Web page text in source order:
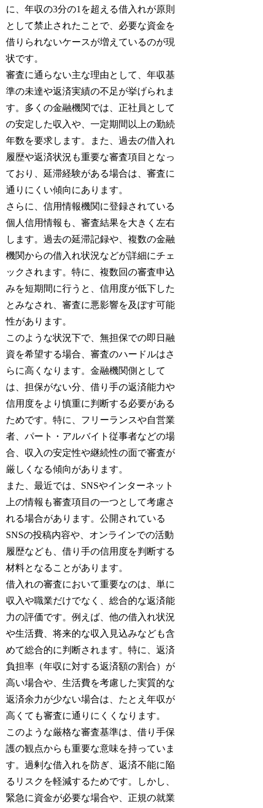
に、年収の3分の1を超える借入れが原則
として禁止されたことで、必要な資金を
借りられないケースが増えているのが現
状です。
審査に通らない主な理由として、年収基
準の未達や返済実績の不足が挙げられま
す。多くの金融機関では、正社員として
の安定した収入や、一定期間以上の勤続
年数を要求します。また、過去の借入れ
履歴や返済状況も重要な審査項目となっ
ており、延滞経験がある場合は、審査に
通りにくい傾向にあります。
さらに、信用情報機関に登録されている
個人信用情報も、審査結果を大きく左右
します。過去の延滞記録や、複数の金融
機関からの借入れ状況などが詳細にチェ
ックされます。特に、複数回の審査申込
みを短期間に行うと、信用度が低下した
とみなされ、審査に悪影響を及ぼす可能
性があります。
このような状況下で、無担保での即日融
資を希望する場合、審査のハードルはさ
らに高くなります。金融機関側として
は、担保がない分、借り手の返済能力や
信用度をより慎重に判断する必要がある
ためです。特に、フリーランスや自営業
者、パート・アルバイト従事者などの場
合、収入の安定性や継続性の面で審査が
厳しくなる傾向があります。
また、最近では、SNSやインターネット
上の情報も審査項目の一つとして考慮さ
れる場合があります。公開されている
SNSの投稿内容や、オンラインでの活動
履歴なども、借り手の信用度を判断する
材料となることがあります。
借入れの審査において重要なのは、単に
収入や職業だけでなく、総合的な返済能
力の評価です。例えば、他の借入れ状況
や生活費、将来的な収入見込みなども含
めて総合的に判断されます。特に、返済
負担率（年収に対する返済額の割合）が
高い場合や、生活費を考慮した実質的な
返済余力が少ない場合は、たとえ年収が
高くても審査に通りにくくなります。
このような厳格な審査基準は、借り手保
護の観点からも重要な意味を持っていま
す。過剰な借入れを防ぎ、返済不能に陥
るリスクを軽減するためです。しかし、
緊急に資金が必要な場合や、正規の就業